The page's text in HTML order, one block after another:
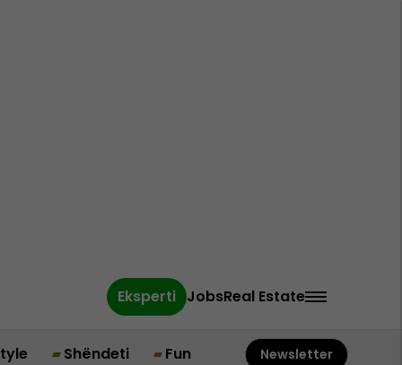
Eksperti JobsReal Estate
Shëndeti Fun Newsletter